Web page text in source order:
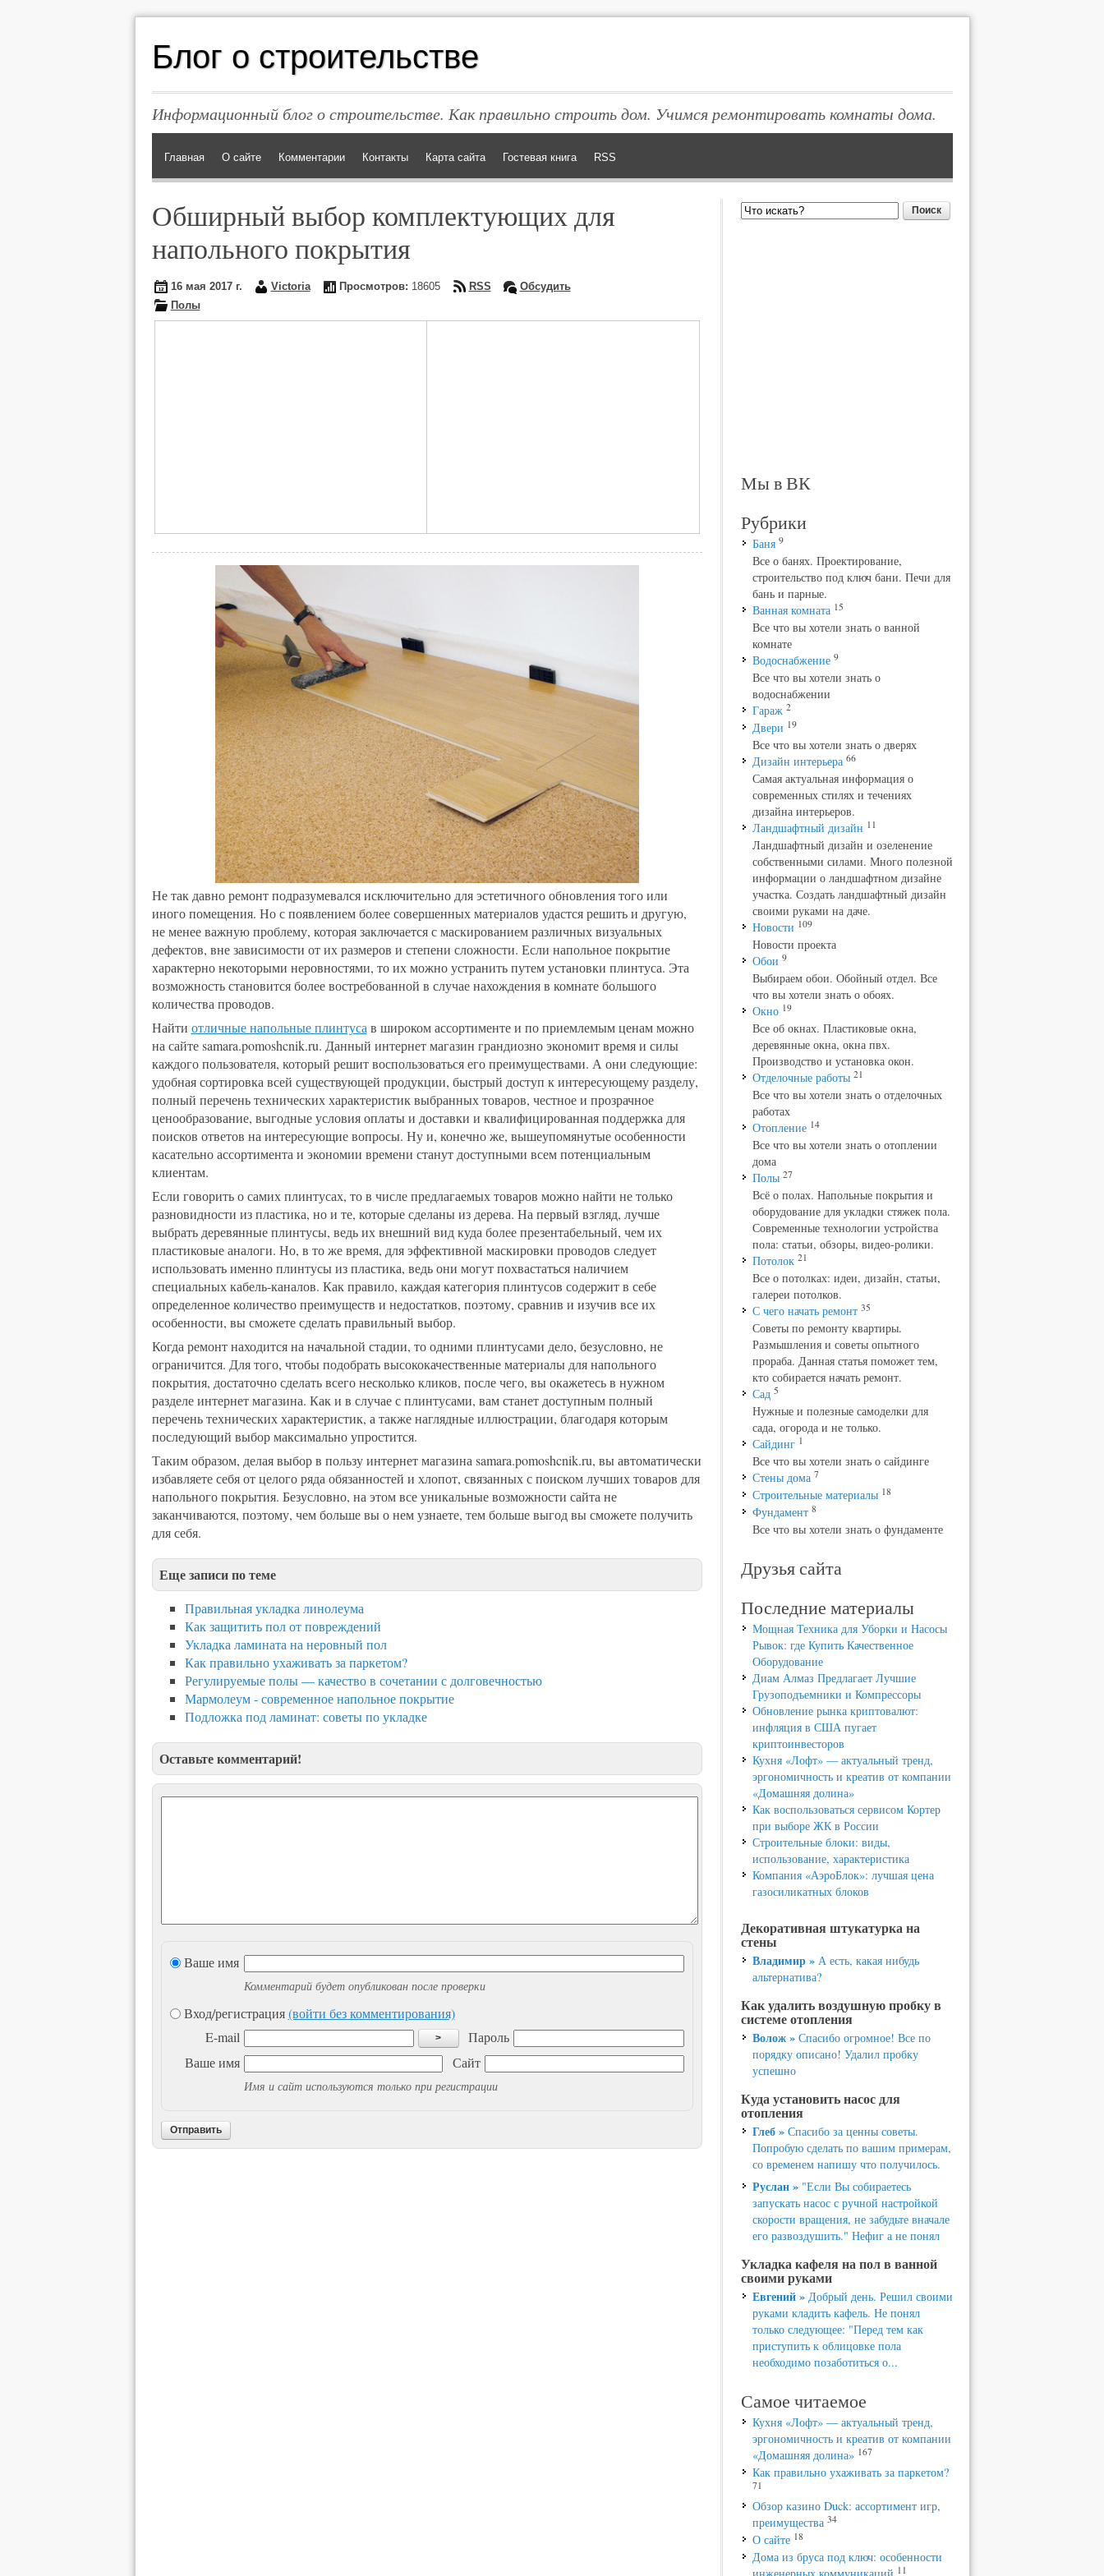
Блог о строительстве
Информационный блог о строительстве. Как правильно строить дом. Учимся ремонтировать комнаты дома.
Главная О сайте Комментарии Контакты Карта сайта Гостевая книга RSS
Обширный выбор комплектующих для
напольного покрытия
16 мая 2017 г. Victoria Просмотров: 18605 RSS
Обсудить
Полы
Не так давно ремонт подразумевался исключительно для эстетичного обновления того или
иного помещения. Но с появлением более совершенных материалов удастся решить и другую,
не менее важную проблему, которая заключается с маскированием различных визуальных
дефектов, вне зависимости от их размеров и степени сложности. Если напольное покрытие
характерно некоторыми неровностями, то их можно устранить путем установки плинтуса. Эта
возможность становится более востребованной в случае нахождения в комнате большого
количества проводов.
Найти отличные напольные плинтуса в широком ассортименте и по приемлемым ценам можно
на сайте samara.pomoshcnik.ru. Данный интернет магазин грандиозно экономит время и силы
каждого пользователя, который решит воспользоваться его преимуществами. А они следующие:
удобная сортировка всей существующей продукции, быстрый доступ к интересующему разделу,
полный перечень технических характеристик выбранных товаров, честное и прозрачное
ценообразование, выгодные условия оплаты и доставки и квалифицированная поддержка для
поисков ответов на интересующие вопросы. Ну и, конечно же, вышеупомянутые особенности
касательно ассортимента и экономии времени станут доступными всем потенциальным
клиентам.
Если говорить о самих плинтусах, то в числе предлагаемых товаров можно найти не только
разновидности из пластика, но и те, которые сделаны из дерева. На первый взгляд, лучше
выбрать деревянные плинтусы, ведь их внешний вид куда более презентабельный, чем их
пластиковые аналоги. Но, в то же время, для эффективной маскировки проводов следует
использовать именно плинтусы из пластика, ведь они могут похвастаться наличием
специальных кабель-каналов. Как правило, каждая категория плинтусов содержит в себе
определенное количество преимуществ и недостатков, поэтому, сравнив и изучив все их
особенности, вы сможете сделать правильный выбор.
Когда ремонт находится на начальной стадии, то одними плинтусами дело, безусловно, не
ограничится. Для того, чтобы подобрать высококачественные материалы для напольного
покрытия, достаточно сделать всего несколько кликов, после чего, вы окажетесь в нужном
разделе интернет магазина. Как и в случае с плинтусами, вам станет доступным полный
перечень технических характеристик, а также наглядные иллюстрации, благодаря которым
последующий выбор максимально упростится.
Таким образом, делая выбор в пользу интернет магазина samara.pomoshcnik.ru, вы автоматически
избавляете себя от целого ряда обязанностей и хлопот, связанных с поиском лучших товаров для
напольного покрытия. Безусловно, на этом все уникальные возможности сайта не
заканчиваются, поэтому, чем больше вы о нем узнаете, тем больше выгод вы сможете получить
для себя.
Еще записи по теме
Правильная укладка линолеума
Как защитить пол от повреждений
Укладка ламината на неровный пол
Как правильно ухаживать за паркетом?
Регулируемые полы — качество в сочетании с долговечностью
Мармолеум - современное напольное покрытие
Подложка под ламинат: советы по укладке
Оставьте комментарий!
Ваше имя
Комментарий будет опубликован после проверки
Вход/регистрация(войти без комментирования)
E-mail
>
Пароль
Ваше имя
Сайт
Имя и сайт используются только при регистрации
Отправить
Поиск
Мы в ВК
Рубрики
Баня 9
Все о банях. Проектирование,
строительство под ключ бани. Печи для
бань и парные.
Ванная комната 15
Все что вы хотели знать о ванной
комнате
Водоснабжение 9
Все что вы хотели знать о
водоснабжении
Гараж 2
Двери 19
Все что вы хотели знать о дверях
Дизайн интерьера 66
Самая актуальная информация о
современных стилях и течениях
дизайна интерьеров.
Ландшафтный дизайн 11
Ландшафтный дизайн и озеленение
собственными силами. Много полезной
информации о ландшафтном дизайне
участка. Создать ландшафтный дизайн
своими руками на даче.
Новости 109
Новости проекта
Обои 9
Выбираем обои. Обойный отдел. Все
что вы хотели знать о обоях.
Окно 19
Все об окнах. Пластиковые окна,
деревянные окна, окна пвх.
Производство и установка окон.
Отделочные работы 21
Все что вы хотели знать о отделочных
работах
Отопление 14
Все что вы хотели знать о отоплении
дома
Полы 27
Всё о полах. Напольные покрытия и
оборудование для укладки стяжек пола.
Современные технологии устройства
пола: статьи, обзоры, видео-ролики.
Потолок 21
Все о потолках: идеи, дизайн, статьи,
галереи потолков.
С чего начать ремонт 35
Советы по ремонту квартиры.
Размышления и советы опытного
прораба. Данная статья поможет тем,
кто собирается начать ремонт.
Сад 5
Нужные и полезные самоделки для
сада, огорода и не только.
Сайдинг 1
Все что вы хотели знать о сайдинге
Стены дома 7
Строительные материалы 18
Фундамент 8
Все что вы хотели знать о фундаменте
Друзья сайта
Последние материалы
Мощная Техника для Уборки и Насосы
Рывок: где Купить Качественное
Оборудование
Диам Алмаз Предлагает Лучшие
Грузоподъемники и Компрессоры
Обновление рынка криптовалют:
инфляция в США пугает
криптоинвесторов
Кухня «Лофт» — актуальный тренд,
эргономичность и креатив от компании
«Домашняя долина»
Как воспользоваться сервисом Кортер
при выборе ЖК в России
Строительные блоки: виды,
использование, характеристика
Компания «АэроБлок»: лучшая цена
газосиликатных блоков
Декоративная штукатурка на
стены
Владимир »А есть, какая нибудь
альтернатива?
Как удалить воздушную пробку в
системе отопления
Волож »Спасибо огромное! Все по
порядку описано! Удалил пробку
успешно
Куда установить насос для
отопления
Глеб »Спасибо за ценны советы.
Попробую сделать по вашим примерам,
со временем напишу что получилось.
Руслан »"Если Вы собираетесь
запускать насос с ручной настройкой
скорости вращения, не забудьте вначале
его развоздушить." Нефиг а не понял
Укладка кафеля на пол в ванной
своими руками
Евгений »Добрый день. Решил своими
руками кладить кафель. Не понял
только следующее: "Перед тем как
приступить к облицовке пола
необходимо позаботиться о...
Самое читаемое
Кухня «Лофт» — актуальный тренд,
эргономичность и креатив от компании
«Домашняя долина» 167
Как правильно ухаживать за паркетом?
71
Обзор казино Duck: ассортимент игр,
преимущества 34
О сайте 18
Дома из бруса под ключ: особенности
11